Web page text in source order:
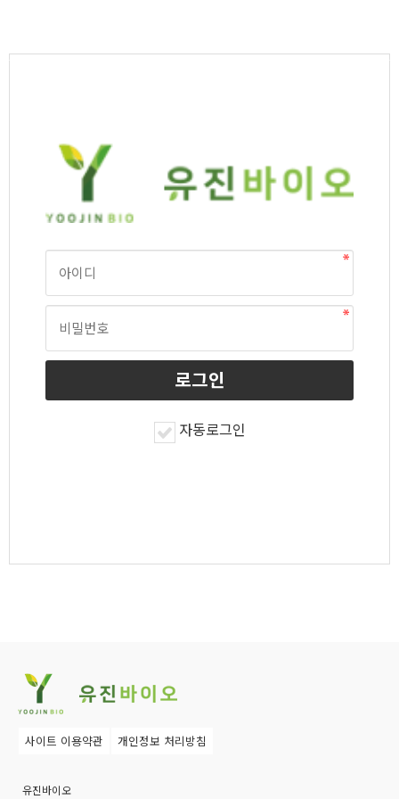
자동로그인
사이트 이용약관 개인정보 처리방침
유진바이오